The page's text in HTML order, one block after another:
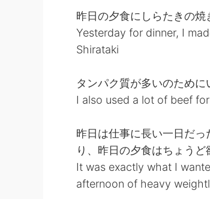
昨日の夕食にしらたきの焼
Yesterday for dinner, I
Shirataki
タンパク質が多いのため
I also used a lot of beef
昨日は仕事に長い一日だ
り、昨日の夕食はちょう
It was exactly what I
afternoon of heavy